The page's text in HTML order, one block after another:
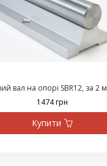
вал на опорі SBR12, за 2 м
1474 грн
Купити